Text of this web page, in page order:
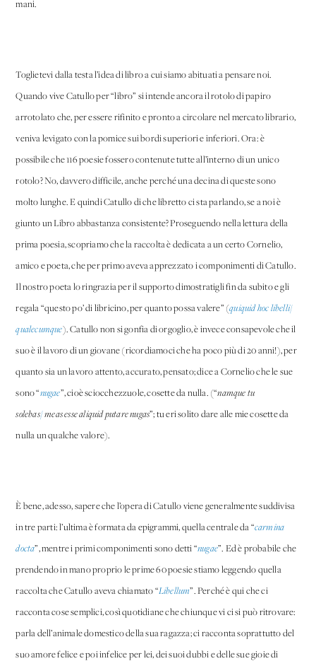
mani.
Toglietevi dalla testa l’idea di libro a cui siamo abituati a pensare noi.
Quando vive Catullo per “libro” si intende ancora il rotolo di papiro
arrotolato che, per essere rifinito e pronto a circolare nel mercato librario,
veniva levigato con la pomice sui bordi superiori e inferiori. Ora: è
possibile che 116 poesie fossero contenute tutte all’interno di un unico
rotolo? No, davvero difficile, anche perché una decina di queste sono
molto lunghe. E quindi Catullo di che libretto ci sta parlando, se a noi è
giunto un Libro abbastanza consistente? Proseguendo nella lettura della
prima poesia, scopriamo che la raccolta è dedicata a un certo Cornelio,
amico e poeta, che per primo aveva apprezzato i componimenti di Catullo.
Il nostro poeta lo ringrazia per il supporto dimostratigli fin da subito e gli
regala “questo po’ di libricino, per quanto possa valere” (quiquid hoc libelli/
qualecumque). Catullo non si gonfia di orgoglio, è invece consapevole che il
suo è il lavoro di un giovane (ricordiamoci che ha poco più di 20 anni!), per
quanto sia un lavoro attento, accurato, pensato; dice a Cornelio che le sue
sono “nugae”, cioè sciocchezzuole, cosette da nulla. (“namque tu
solebas/meas esse aliquid putare nugas”; tu eri solito dare alle mie cosette da
nulla un qualche valore).
È bene, adesso, sapere che l’opera di Catullo viene generalmente suddivisa
in tre parti: l’ultima è formata da epigrammi, quella centrale da “carmina
docta”, mentre i primi componimenti sono detti “nugae”. Ed è probabile che
prendendo in mano proprio le prime 60 poesie stiamo leggendo quella
raccolta che Catullo aveva chiamato “Libellum”. Perché è qui che ci
racconta cose semplici, così quotidiane che chiunque vi ci si può ritrovare:
parla dell’animale domestico della sua ragazza; ci racconta soprattutto del
suo amore felice e poi infelice per lei, dei suoi dubbi e delle sue gioie di